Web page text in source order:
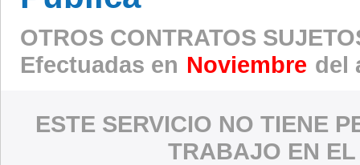
OTROS CONTRATOS
Efectuadas en Noviembre del
ESTE SERVICIO NO TIENE
TRABAJO EN